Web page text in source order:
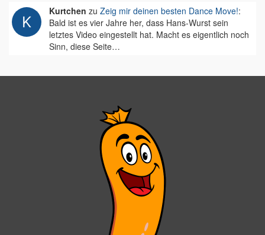
Kurtchen zu Zeig mir deinen besten Dance Move!:
Bald ist es vier Jahre her, dass Hans-Wurst sein
letztes Video eingestellt hat. Macht es eigentlich noch
Sinn, diese Seite…